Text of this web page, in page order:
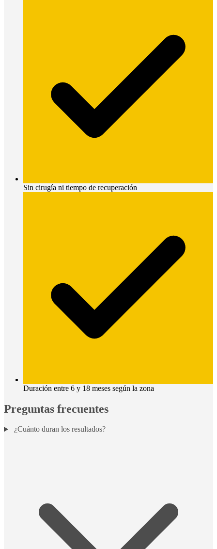
Sin cirugía ni tiempo de recuperación
Duración entre 6 y 18 meses según la zona
Preguntas frecuentes
¿Cuánto duran los resultados?